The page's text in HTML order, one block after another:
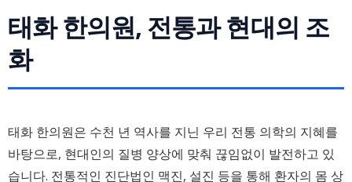
태화 한의원, 전통과 현대의 조
화
태화 한의원은 수천 년 역사를 지닌 우리 전통 의학의 지혜를
바탕으로, 현대인의 질병 양상에 맞춰 끊임없이 발전하고 있
습니다. 전통적인 진단법인 맥진, 설진 등을 통해 환자의 몸 상